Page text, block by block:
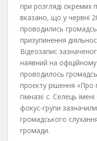
при розгляді
вказано, що у червні
проводились
призупинення
Відеозапис
наявний на
проводилось
проєкту рішення «Про
гімназії с. Селець
фокус-групи
громадського
громади.